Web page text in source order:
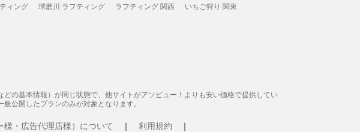
ィング 球磨川 ラフティング ラフティング 関西
いちご狩り 関東
の基本情報）が同じ状態で、他サイトがアソビュー！よりも安い価格で提供してい
公開したプランのみが対象となります。
様・広告代理店様）について 利用規約